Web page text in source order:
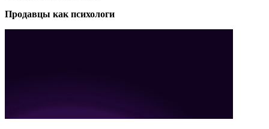
Продавцы как психологи